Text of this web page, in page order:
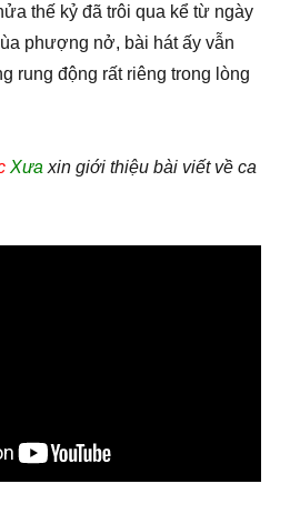
thế kỷ đã trôi qua kể từ ngày
phượng nở, bài hát ấy vẫn
rung động rất riêng trong lòng
Xưa xin giới thiệu bài viết về ca